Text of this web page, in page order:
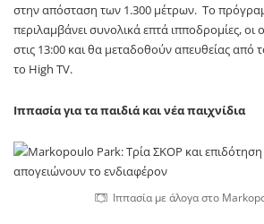
στην απόσταση των 1.300 μέτρων. Το
περιλαμβάνει συνολικά επτά ιπποδρομίες, οι
στις 13:00 και θα μεταδοθούν απευθείας από
το High TV.
Ιππασία για τα παιδιά και νέα παιχνίδια
Ιππασία με άλογα στο